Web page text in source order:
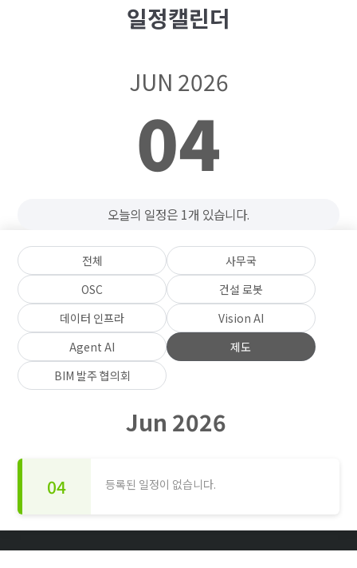
일정캘린더
JUN 2026
04
오늘의 일정은 1개 있습니다.
전체
사무국
OSC
건설 로봇
데이터 인프라
Vision AI
Agent AI
제도
BIM 발주 협의회
Jun 2026
04 등록된 일정이 없습니다.